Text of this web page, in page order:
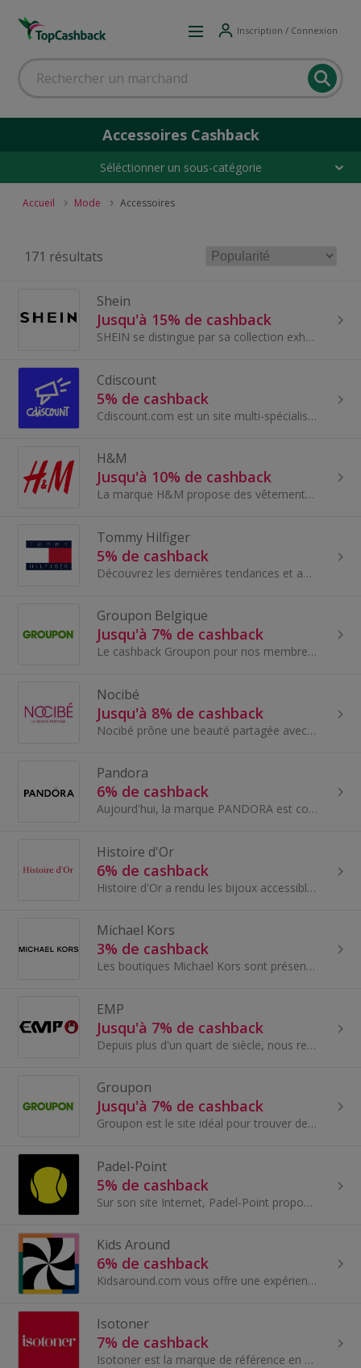
Inscription / Connexion
Accessoires Cashback
Séléctionner un sous-catégorie
Accueil Mode Accessoires
171 résultats
Shein
Jusqu'à 15% de cashback
SHEIN se distingue par sa collection exhaustive qui répond à tous les goûts et occasions : des pièces de mode ultra-tendance, des essentiels du...
Cdiscount
5% de cashback
Cdiscount.com est un site multi-spécialiste qui propose des rémunérations adaptées par univers de vente mais également basé sur le volume des vente...
H&M
Jusqu'à 10% de cashback
La marque H&M propose des vêtements tendance et de qualité au meilleur prix, dans le respect de l'environnement, pour les femmes, les hommes, les a...
Tommy Hilfiger
5% de cashback
Découvrez les dernières tendances et adoptez les vêtements, chaussures, sacs et accessoires des collections homme et femme de Tommy Hilfiger...
Groupon Belgique
Jusqu'à 7% de cashback
Le cashback Groupon pour nos membres en Belgique. Groupon est le site idéal pour trouver des offres exceptionnelles et des deals autour de chez...
Nocibé
Jusqu'à 8% de cashback
Nocibé prône une beauté partagée avec toutes et tous. Pour eux, chacun doit pouvoir vivre sa beauté avec plaisir et la partager. La beauté est repr...
Pandora
6% de cashback
Aujourd'hui, la marque PANDORA est connue dans le monde entier pour créer un nouveau concept de bijoux, fabriqués à la main en utilisant les meille...
Histoire d'Or
6% de cashback
Histoire d'Or a rendu les bijoux accessibles à tous en proposant une immense gamme de modèle et de prix, dans laquelle chacun peut trouver son bonheur
Michael Kors
3% de cashback
Les boutiques Michael Kors sont présentes, sont présentes dans les villes les plus prestigieuses du monde. Fondée en 1981, l’entreprise propose...
EMP
Jusqu'à 7% de cashback
Depuis plus d'un quart de siècle, nous représentons l'art de vivre dans le milieu du rock et du heavy metal.
Groupon
Jusqu'à 7% de cashback
Groupon est le site idéal pour trouver des offres exceptionnelles et des deals autour de chez vous.
Padel-Point
5% de cashback
Sur son site Internet, Padel-Point propose tout autour du sport du tennis. Padel-Point dispose de plus de 10.000 produits de plus de 100 marques di...
Kids Around
6% de cashback
Kidsaround.com vous offre une expérience shopping unique, un écrin réunissant les collections mode enfant des plus belles marques premium et créate...
Isotoner
7% de cashback
Isotoner est la marque de référence en France sur ses gammes phares que sont les chaussons, les parapluies, les gants et la maille pour femme, homm...